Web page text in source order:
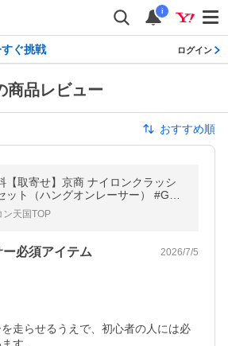
i
ぐ挑戦 ログイン
商品レビュー
おすすめ順
【取寄せ】京商 ナイロンクラッシ
ット（ハングオンレーサー） #GP
ン天国TOP
必須アイテム 2026/7/5
走らせるうえで、初心者の人には必